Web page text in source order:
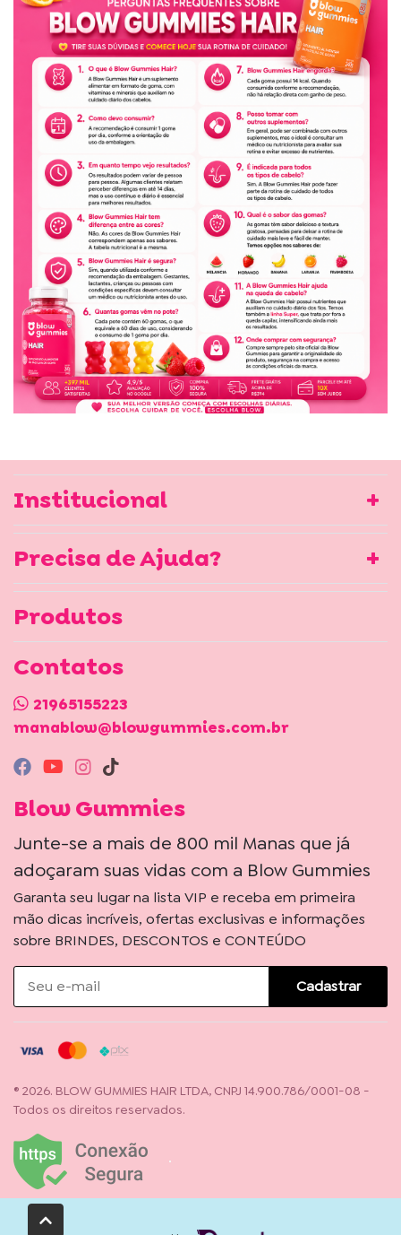
Contatos
21965155223
manablow@blowgummies.com.br
Institucional
Precisa de Ajuda?
Produtos
Blow Gummies
Junte-se a mais de 800 mil Manas que já
adoçaram suas vidas com a Blow Gummies
Garanta seu lugar na lista VIP e receba em primeira
mão dicas incríveis, ofertas exclusivas e informações
sobre BRINDES, DESCONTOS e CONTEÚDO
Cadastrar
® 2026. BLOW GUMMIES HAIR LTDA, CNPJ 14.900.786/0001-08 -
Todos os direitos reservados.